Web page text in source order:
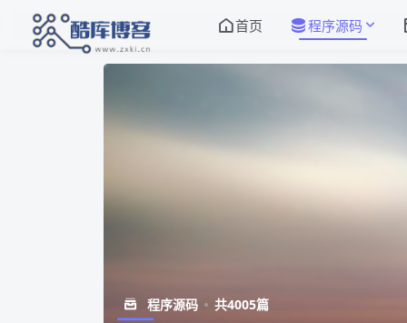
首页 程序源码
程序源码 共4005篇